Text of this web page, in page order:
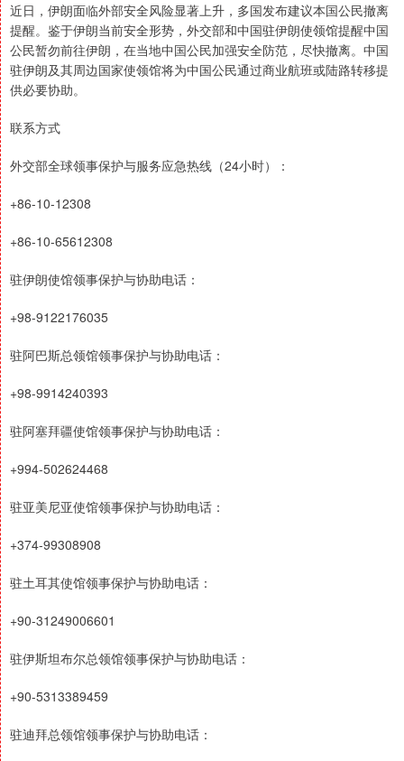
近日，伊朗面临外部安全风险显著上升，多国发布建议本国公民撤离
提醒。鉴于伊朗当前安全形势，外交部和中国驻伊朗使领馆提醒中国
公民暂勿前往伊朗，在当地中国公民加强安全防范，尽快撤离。中国
驻伊朗及其周边国家使领馆将为中国公民通过商业航班或陆路转移提
供必要协助。
联系方式
外交部全球领事保护与服务应急热线（24小时）：
+86-10-12308
+86-10-65612308
驻伊朗使馆领事保护与协助电话：
+98-9122176035
驻阿巴斯总领馆领事保护与协助电话：
+98-9914240393
驻阿塞拜疆使馆领事保护与协助电话：
+994-502624468
驻亚美尼亚使馆领事保护与协助电话：
+374-99308908
驻土耳其使馆领事保护与协助电话：
+90-31249006601
驻伊斯坦布尔总领馆领事保护与协助电话：
+90-5313389459
驻迪拜总领馆领事保护与协助电话：